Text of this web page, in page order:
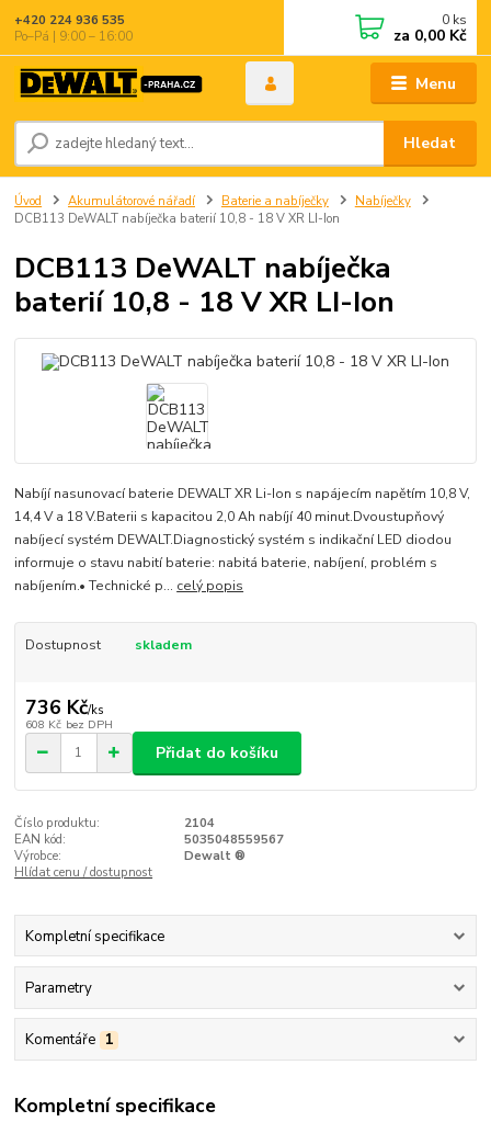
Menu
Hledat
+420 224 936 535
Po–Pá | 9:00 – 16:00
0 ks
za 0,00 Kč
Úvod Akumulátorové nářadí Baterie a nabíječky
Nabíječky
DCB113 DeWALT nabíječka baterií 10,8 - 18 V XR LI-Ion
DCB113 DeWALT nabíječka
baterií 10,8 - 18 V XR LI-Ion
Nabíjí nasunovací baterie DEWALT XR Li-Ion s napájecím napětím 10,8 V,
14,4 V a 18 V.Baterii s kapacitou 2,0 Ah nabíjí 40 minut.Dvoustupňový
nabíjecí systém DEWALT.Diagnostický systém s indikační LED diodou
informuje o stavu nabití baterie: nabitá baterie, nabíjení, problém s
nabíjením.• Technické p... celý popis
Dostupnost skladem
736 Kč/ks
608 Kč bez DPH
Přidat do košíku
Číslo produktu:
2104
EAN kód:
5035048559567
Výrobce:
Dewalt ®
Hlídat cenu / dostupnost
Kompletní specifikace
Parametry
Komentáře 1
Kompletní specifikace